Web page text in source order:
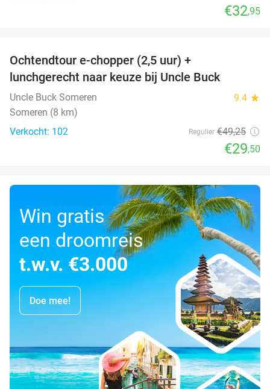
€32,95
Ochtendtour e-chopper (2,5 uur) +
lunchgerecht naar keuze bij Uncle Buck
Uncle Buck Someren 9.4 star
Someren (8 km)
Verkocht: 102
Regulier €49,25
€29,50
Win gratis
een droomreis
t.w.v. €3.000
Doe mee!